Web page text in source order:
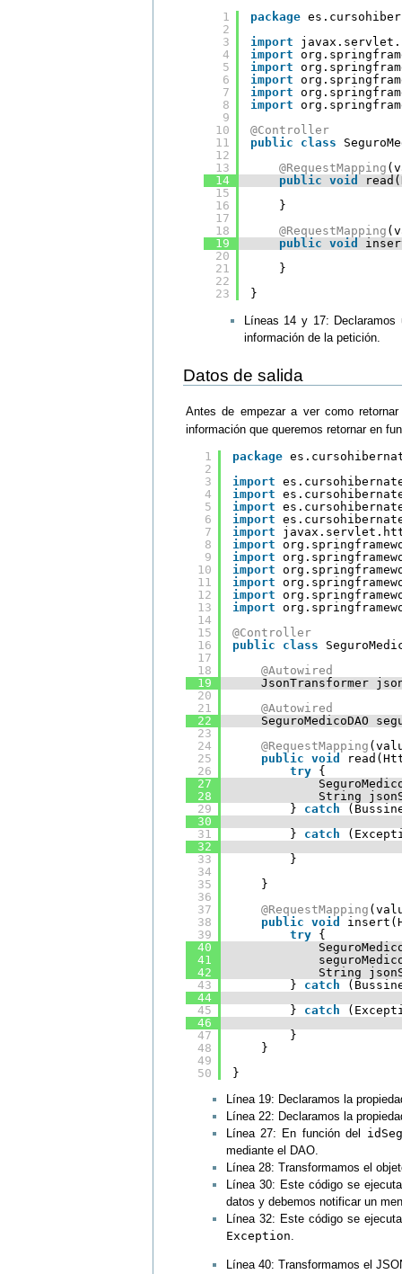
1
2
3
4
5
6
7
8
9
10
11
12
13
14
15
16
17
18
19
20
21
22
23
package
import
import
import
import
import
import
@Controller
public
class
@RequestMapping
public void
}
@RequestMapping
public void
}
}
Líneas 14 y 17:
información de la petición.
Datos de salida
Antes de empezar a ver como
información que queremos retornar en
1
2
3
4
5
6
7
8
9
10
11
12
13
14
15
16
17
18
19
20
21
22
23
24
25
26
27
28
29
30
31
32
33
34
35
36
37
38
39
40
41
42
43
44
45
46
47
48
49
50
package
import
import
import
import
import
import
import
import
import
import
import
@Controller
public
class
@Autowired
JsonTransformer
@Autowired
SeguroMedicoDAO
@RequestMapping
public void
try
{
String
} catch
} catch
}
}
@RequestMapping
public void
try
{
String
} catch
} catch
}
}
}
Línea 19: Declaramos la
Línea 22: Declaramos la
Línea 27: En función del
mediante el DAO.
Línea 28: Transformamos el
Línea 30: Este código se
datos y debemos notificar un
Línea 32: Este código se
Exception.
Línea 40: Transformamos el